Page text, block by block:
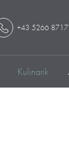
+43 5266
Kulinarik